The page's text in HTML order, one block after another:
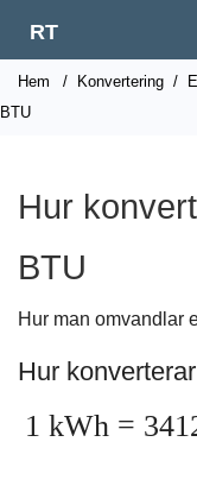
RT
Hem / Konvertering /
BTU
Hur
BTU
Hur man omvandlar
Hur
1 kWh =